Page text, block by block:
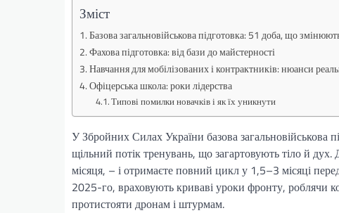
Зміст
Базова загальновійськова підготовка: 51 доба, що
Фахова підготовка: від бази до майстерності
Навчання для мобілізованих і контрактників: нюанси
Офіцерська школа: роки лідерства
Типові помилки новачків і як їх уникнути
У Збройних Силах України базова загальновійськова
щільний потік тренувань, що загартовують тіло й
місяця, – і отримаєте повний цикл у 1,5–3 місяці
2025-го, враховують криваві уроки фронту, роблячи
протистояти дронам і штурмам.